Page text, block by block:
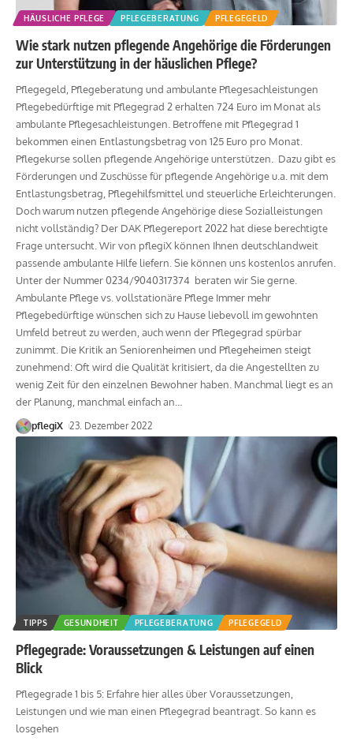
HÄUSLICHE PFLEGE PFLEGEBERATUNG PFLEGEGELD
Wie stark nutzen pflegende Angehörige die Förderungen
zur Unterstützung in der häuslichen Pflege?
Pflegegeld, Pflegeberatung und ambulante Pflegesachleistungen
Pflegebedürftige mit Pflegegrad 2 erhalten 724 Euro im Monat als
ambulante Pflegesachleistungen. Betroffene mit Pflegegrad 1
bekommen einen Entlastungsbetrag von 125 Euro pro Monat.
Pflegekurse sollen pflegende Angehörige unterstützen. Dazu gibt es
Förderungen und Zuschüsse für pflegende Angehörige u.a. mit dem
Entlastungsbetrag, Pflegehilfsmittel und steuerliche Erleichterungen.
Doch warum nutzen pflegende Angehörige diese Sozialleistungen
nicht vollständig? Der DAK Pflegereport 2022 hat diese berechtigte
Frage untersucht. Wir von pflegiX können Ihnen deutschlandweit
passende ambulante Hilfe liefern. Sie können uns kostenlos anrufen.
Unter der Nummer 0234/9040317374 beraten wir Sie gerne.
Ambulante Pflege vs. vollstationäre Pflege Immer mehr
Pflegebedürftige wünschen sich zu Hause liebevoll im gewohnten
Umfeld betreut zu werden, auch wenn der Pflegegrad spürbar
zunimmt. Die Kritik an Seniorenheimen und Pflegeheimen steigt
zunehmend: Oft wird die Qualität kritisiert, da die Angestellten zu
wenig Zeit für den einzelnen Bewohner haben. Manchmal liegt es an
der Planung, manchmal einfach an
pflegiX 23. Dezember 2022
TIPPS GESUNDHEIT PFLEGEBERATUNG PFLEGEGELD
Pflegegrade: Voraussetzungen & Leistungen auf einen
Blick
Pflegegrade 1 bis 5: Erfahre hier alles über Voraussetzungen,
Leistungen und wie man einen Pflegegrad beantragt. So kann es
losgehen